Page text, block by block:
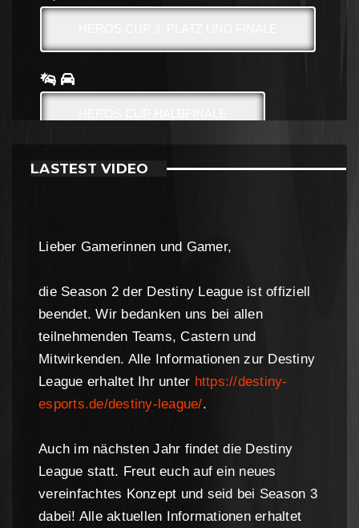
LASTEST VIDEO
Lieber Gamerinnen und Gamer,
die Season 2 der Destiny League ist offiziell
beendet. Wir bedanken uns bei allen
teilnehmenden Teams, Castern und
Mitwirkenden. Alle Informationen zur Destiny
League erhaltet Ihr unter https://destiny-
esports.de/destiny-league/.
Auch im nächsten Jahr findet die Destiny
League statt. Freut euch auf ein neues
vereinfachtes Konzept und seid bei Season 3
dabei! Alle aktuellen Informationen erhaltet